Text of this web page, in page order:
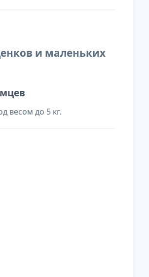
и маленьких
весом до 5 кг.